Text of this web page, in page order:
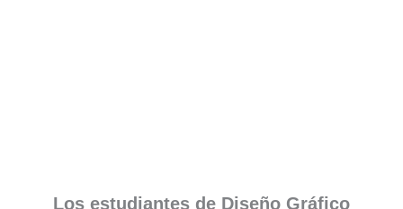
Los estudiantes de Diseño Gráfico